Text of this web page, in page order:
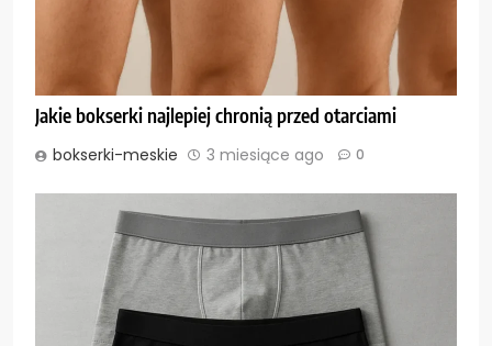
Jakie bokserki najlepiej chronią przed otarciami
bokserki-meskie 3 miesiące ago 0